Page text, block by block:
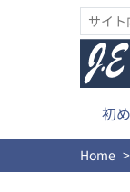
初
Home